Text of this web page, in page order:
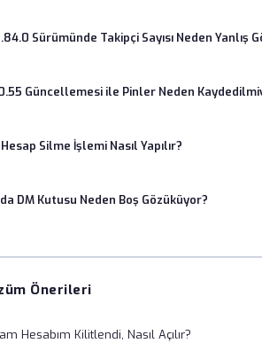
Sürümünde Takipçi Sayısı Neden Yanlış
Güncellemesi ile Pinler Neden
Silme İşlemi Nasıl Yapılır?
DM Kutusu Neden Boş Gözüküyor?
Önerileri
Hesabım Kilitlendi, Nasıl Açılır?